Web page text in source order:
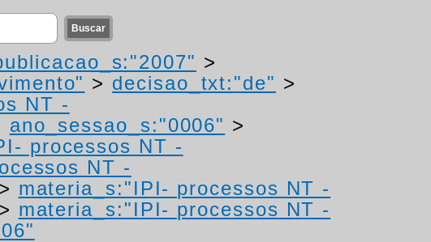
>
> decisao_txt:"de" >
NT -
ano_sessao_s:"0006" >
processos NT -
NT -
> materia_s:"IPI- processos NT -
> materia_s:"IPI- processos NT -